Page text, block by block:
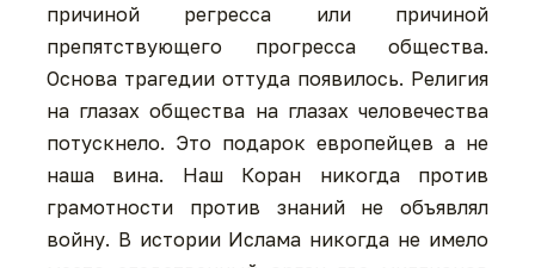
причиной регресса или причиной
препятствующего прогресса общества.
Основа трагедии оттуда появилось. Религия
на глазах общества на глазах человечества
потускнело. Это подарок европейцев а не
наша вина. Наш Коран никогда против
грамотности против знаний не объявлял
войну. В истории Ислама никогда не имело